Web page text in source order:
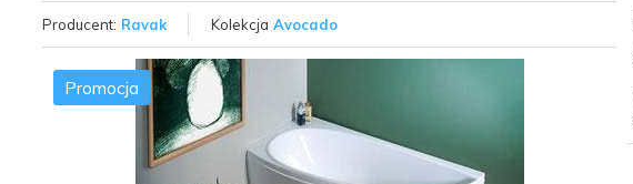
Producent: Ravak Kolekcja Avocado
Promocja